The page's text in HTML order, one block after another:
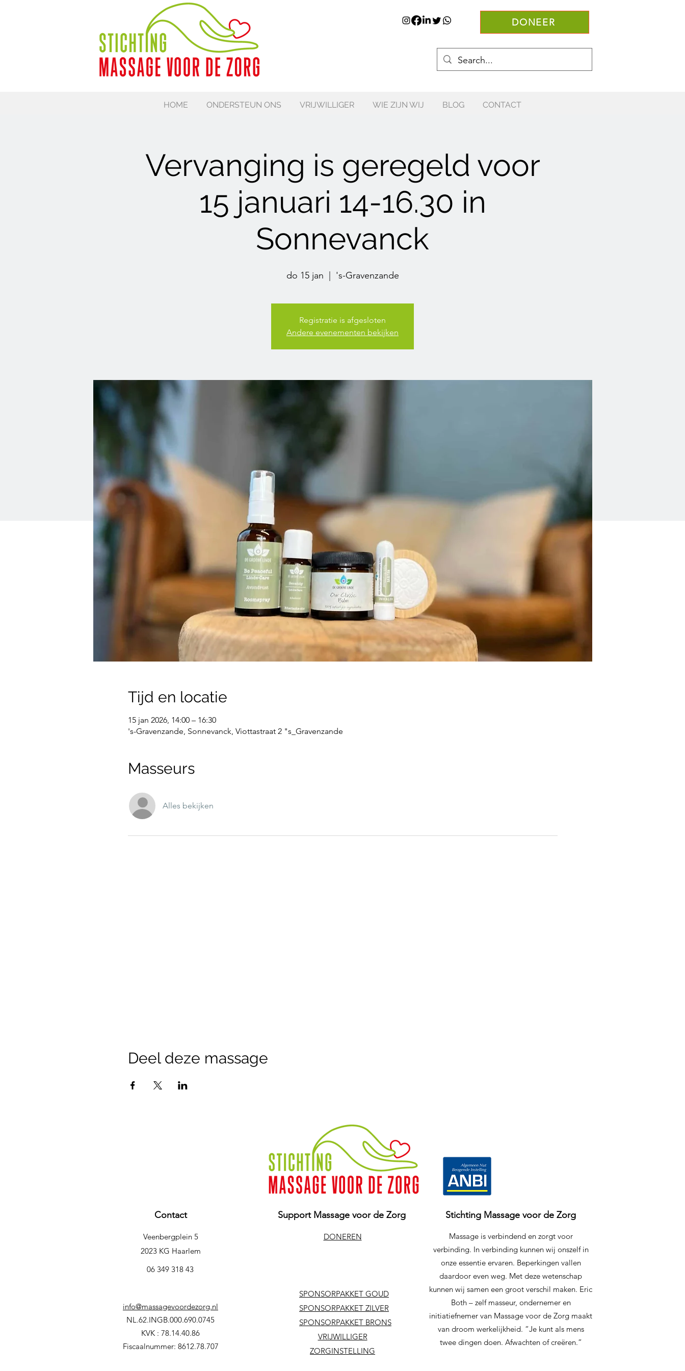
HOME ONDERSTEUN ONS VRIJWILLIGER WIE ZIJN WIJ BLOG CONTACT
DONEER
Vervanging is geregeld voor
15 januari 14-16.30 in
Sonnevanck
do 15 jan 's-Gravenzande
Registratie is afgesloten
Andere evenementen bekijken
Tijd en locatie
15 jan 2026, 14:00 – 16:30
's-Gravenzande, Sonnevanck, Viottastraat 2 "s_Gravenzande
Masseurs
Alles bekijken
Deel deze massage
Contact Support Massage voor de Zorg Stichting Massage voor de Zorg
Veenbergplein 5
2023 KG Haarlem
06 349 318 43
info@massagevoordezorg.nl
NL.62.INGB.000.690.0745
KVK : 78.14.40.86
Fiscaalnummer: 8612.78.707
DONEREN
SPONSORPAKKET GOUD
SPONSORPAKKET ZILVER
SPONSORPAKKET BRONS
VRIJWILLIGER
ZORGINSTELLING
Massage is verbindend en zorgt voor
verbinding. In verbinding kunnen wij onszelf in
onze essentie ervaren. Beperkingen vallen
daardoor even weg. Met deze wetenschap
kunnen wij samen een groot verschil maken. Eric
Both – zelf masseur, ondernemer en
initiatiefnemer van Massage voor de Zorg maakt
van droom werkelijkheid. “Je kunt als mens
twee dingen doen. Afwachten of creëren.”